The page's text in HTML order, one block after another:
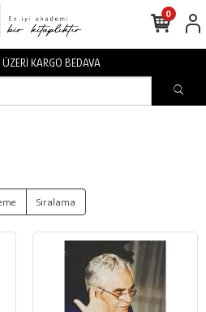
KARGO BEDAVA
0
Sıralama